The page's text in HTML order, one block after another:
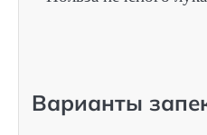
Варианты